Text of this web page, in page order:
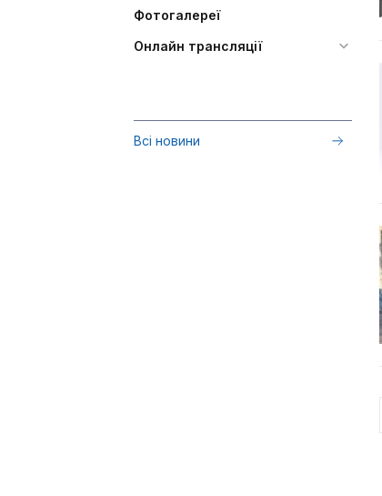
Фотогалереї
Онлайн трансляції
Всі новини